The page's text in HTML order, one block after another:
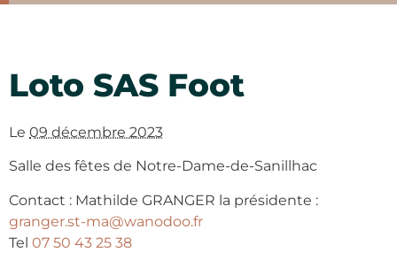
Loto SAS Foot
Le 09 décembre 2023
Salle des fêtes de Notre-Dame-de-Sanillhac
Contact : Mathilde GRANGER la présidente :
granger.st-ma@wanodoo.fr
Tel 07 50 43 25 38